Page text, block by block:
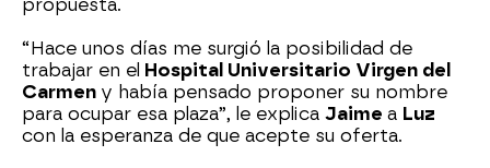
propuesta.
“Hace unos días me surgió la posibilidad de
trabajar en el Hospital Universitario Virgen del
Carmen y había pensado proponer su nombre
para ocupar esa plaza”, le explica Jaime a Luz
con la esperanza de que acepte su oferta.